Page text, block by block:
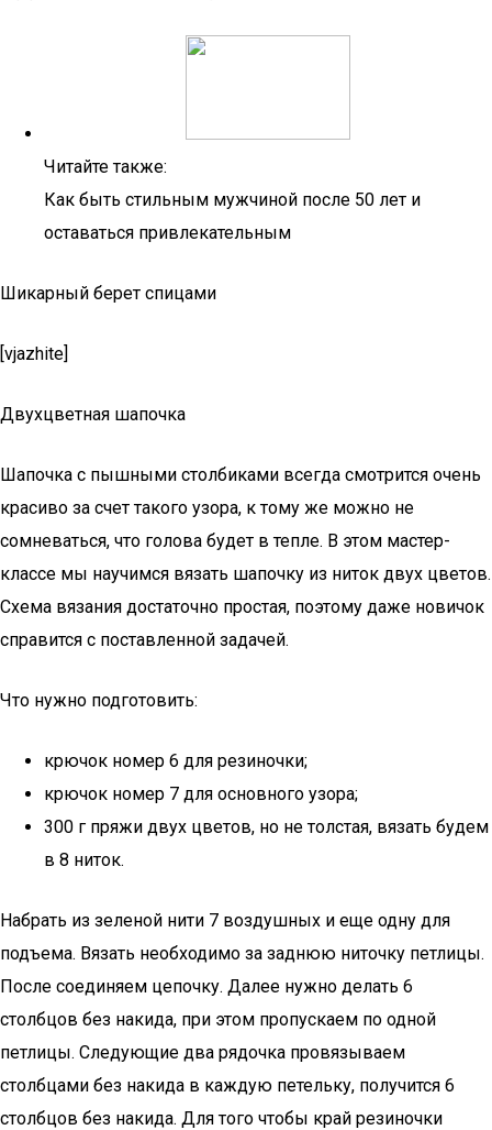
Читайте также:
Как быть стильным мужчиной после 50 лет и
оставаться привлекательным
Шикарный берет спицами
[vjazhite]
Двухцветная шапочка
Шапочка с пышными столбиками всегда смотрится очень
красиво за счет такого узора, к тому же можно не
сомневаться, что голова будет в тепле. В этом мастер-
классе мы научимся вязать шапочку из ниток двух цветов.
Схема вязания достаточно простая, поэтому даже новичок
справится с поставленной задачей.
Что нужно подготовить:
крючок номер 6 для резиночки;
крючок номер 7 для основного узора;
300 г пряжи двух цветов, но не толстая, вязать будем
в 8 ниток.
Набрать из зеленой нити 7 воздушных и еще одну для
подъема. Вязать необходимо за заднюю ниточку петлицы.
После соединяем цепочку. Далее нужно делать 6
столбцов без накида, при этом пропускаем по одной
петлицы. Следующие два рядочка провязываем
столбцами без накида в каждую петельку, получится 6
столбцов без накида. Для того чтобы край резиночки